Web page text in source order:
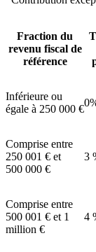
Fraction du
revenu fiscal de
référence
Inférieure ou
égale à 250 000 €
Comprise entre
250 001 € et
500 000 €
3
Comprise entre
500 001 € et 1
million €
4